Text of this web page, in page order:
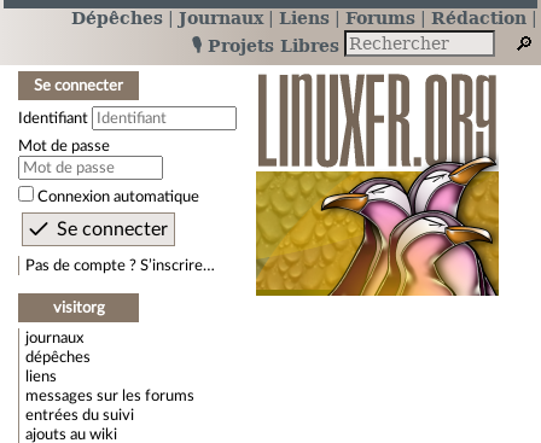
Dépêches Journaux Liens Forums
Rédaction
🎙️ Projets Libres
Se connecter
Identifiant
Mot de passe
Connexion automatique
Pas de compte ? S’inscrire…
visitorg
journaux
dépêches
liens
messages sur les forums
entrées du suivi
ajouts au wiki